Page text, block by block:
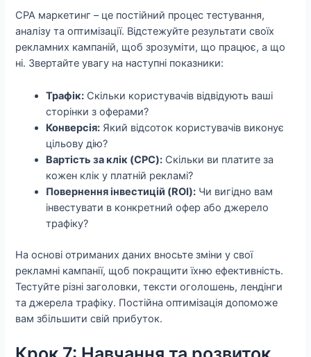
CPA маркетинг – це постійний процес тестування,
аналізу та оптимізації. Відстежуйте результати своїх
рекламних кампаній, щоб зрозуміти, що працює, а що
ні. Звертайте увагу на наступні показники:
Трафік: Скільки користувачів відвідують ваші
сторінки з оферами?
Конверсія: Який відсоток користувачів виконує
цільову дію?
Вартість за клік (CPC): Скільки ви платите за
кожен клік у платній рекламі?
Повернення інвестицій (ROI): Чи вигідно вам
інвестувати в конкретний офер або джерело
трафіку?
На основі отриманих даних вносьте зміни у свої
рекламні кампанії, щоб покращити їхню ефективність.
Тестуйте різні заголовки, тексти оголошень, лендінги
та джерела трафіку. Постійна оптимізація допоможе
вам збільшити свій прибуток.